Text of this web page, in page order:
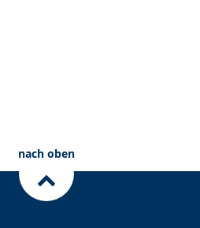
nach oben